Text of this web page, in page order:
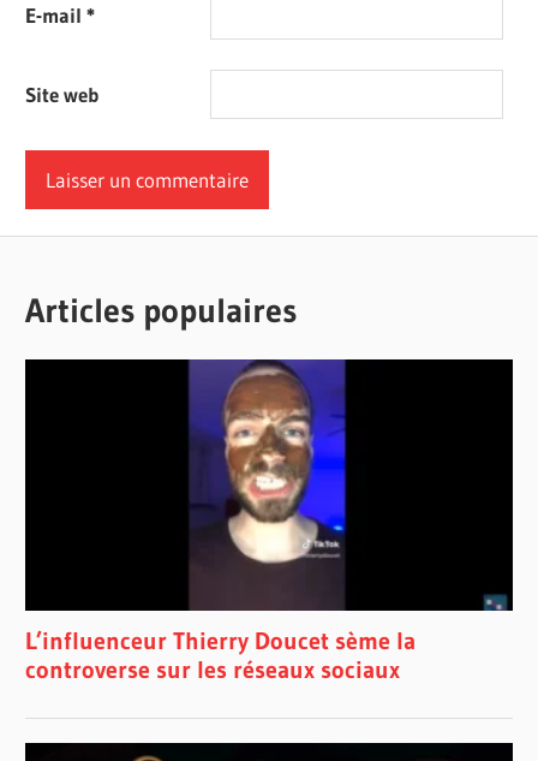
E-mail*
Site web
Articles populaires